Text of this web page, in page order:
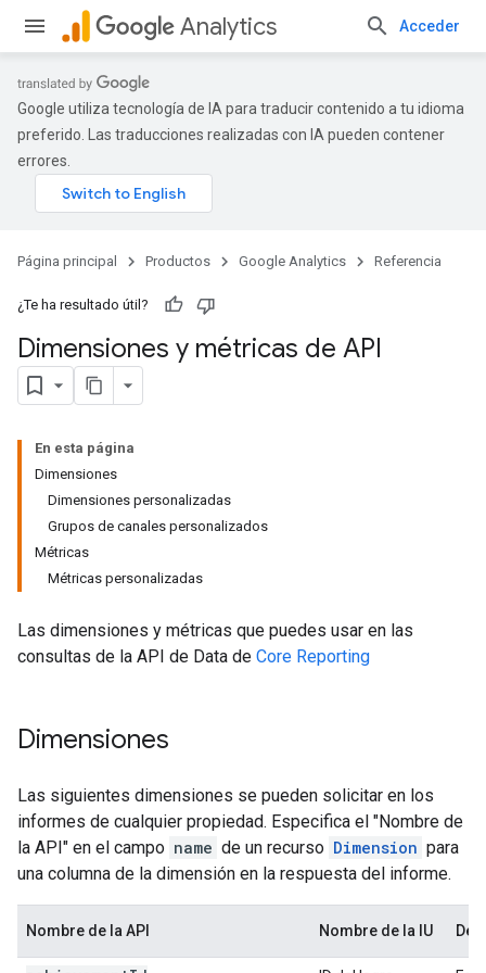
Analytics Acceder
Google utiliza tecnología de IA para traducir contenido a tu idioma
preferido. Las traducciones realizadas con IA pueden contener
errores.
Página principal Productos Google Analytics Referencia
¿Te ha resultado útil?
Dimensiones y métricas de API
En esta página
Dimensiones
Dimensiones personalizadas
Grupos de canales personalizados
Métricas
Métricas personalizadas
Las dimensiones y métricas que puedes usar en las
consultas de la API de Data de Core Reporting
Dimensiones
Las siguientes dimensiones se pueden solicitar en los
informes de cualquier propiedad. Especifica el "Nombre de
la API" en el campo name de un recurso Dimension para
una columna de la dimensión en la respuesta del informe.
Nombre de la API Nombre de la IU